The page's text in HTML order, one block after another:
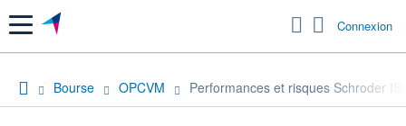
Menu Connexion
Bourse OPCVM Performances et risques Schroder